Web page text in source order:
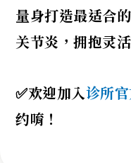
量身打造最适合
关节炎，拥抱灵
✅欢迎加入诊所
约唷！